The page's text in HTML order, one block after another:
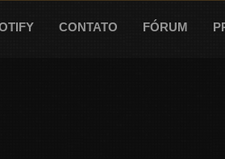
CONTATO FÓRUM